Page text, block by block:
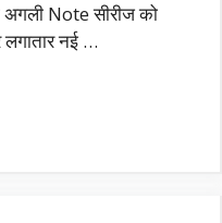
Note सीरीज को
नई …